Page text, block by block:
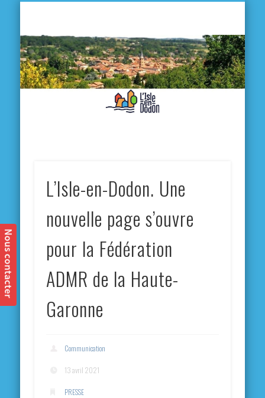
L’Isle-en-Dodon. Une
nouvelle page s’ouvre
pour la Fédération
ADMR de la Haute-
Garonne
Communication
13 avril 2021
PRESSE